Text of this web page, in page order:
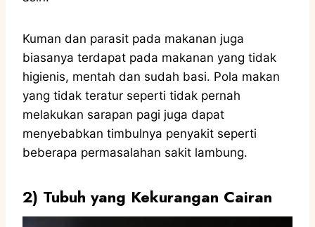
Kuman dan parasit pada makanan juga
biasanya terdapat pada makanan yang tidak
higienis, mentah dan sudah basi. Pola makan
yang tidak teratur seperti tidak pernah
melakukan sarapan pagi juga dapat
menyebabkan timbulnya penyakit seperti
beberapa permasalahan sakit lambung.
2) Tubuh yang Kekurangan Cairan